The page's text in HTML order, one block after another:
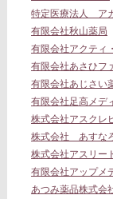
特定医療法人 ア
有限会社秋山薬局
有限会社アクティ
有限会社あさひフ
有限会社あじさい
有限会社足高メデ
株式会社アスクレ
株式会社 あすな
株式会社アスリー
有限会社アップメ
あつみ薬品株式会